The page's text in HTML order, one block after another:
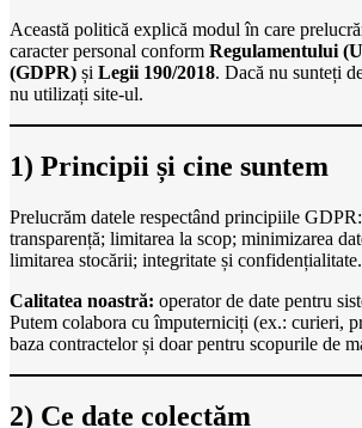
Această politică explică modul în care
caracter personal conform Regulamentului
(GDPR) și Legii 190/2018. Dacă nu sunteți
nu utilizați site-ul.
1) Principii și cine suntem
Prelucrăm datele respectând principiile
transparență; limitarea la scop; minimizarea
limitarea stocării; integritate și confidențialitate.
Calitatea noastră: operator de date pentru
Putem colabora cu împuterniciți (ex.: curieri,
baza contractelor și doar pentru scopurile de
2) Ce date colectăm